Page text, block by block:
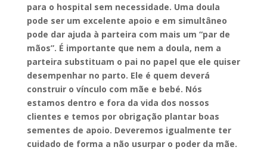
para o hospital sem necessidade. Uma doula
pode ser um excelente apoio e em simultâneo
pode dar ajuda à parteira com mais um “par de
mãos”. É importante que nem a doula, nem a
parteira substituam o pai no papel que ele quiser
desempenhar no parto. Ele é quem deverá
construir o vínculo com mãe e bebé. Nós
estamos dentro e fora da vida dos nossos
clientes e temos por obrigação plantar boas
sementes de apoio. Deveremos igualmente ter
cuidado de forma a não usurpar o poder da mãe.